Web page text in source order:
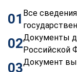
01 Все
02Документы
Российской
03Документ